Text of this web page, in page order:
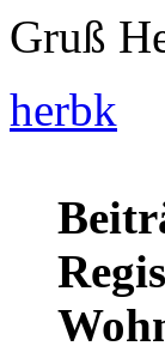
Gruß
herbk